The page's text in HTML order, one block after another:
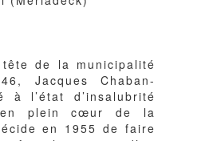
de la municipalité
Jacques Chaban-
à l’état d’insalubrité
en plein cœur de la
en 1955 de faire